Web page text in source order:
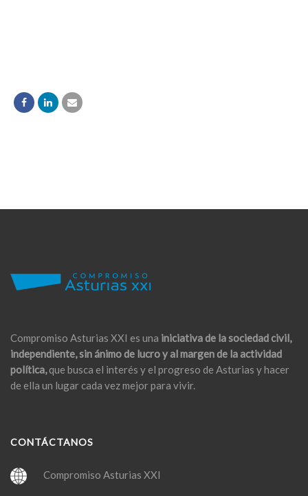
Compromiso Asturias XXI es una iniciativa de la sociedad civil,
independiente, sin ánimo de lucro y al margen de la actividad
política,que busca el interés y el progreso de Asturias y hacer
de ella un lugar cada vez mejor para vivir.
CONTÁCTANOS
Compromiso Asturias XXI